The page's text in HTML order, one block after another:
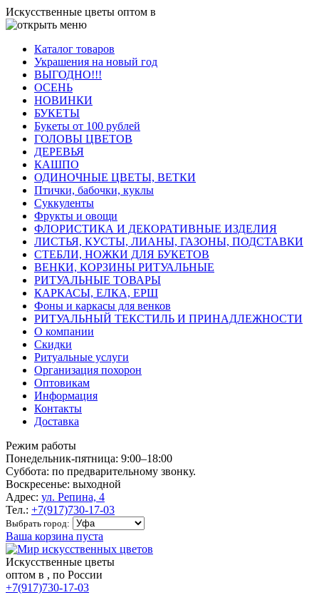
Искусственные цветы оптом в
Каталог товаров
Украшения на новый год
ВЫГОДНО!!!
ОСЕНЬ
НОВИНКИ
БУКЕТЫ
Букеты от 100 рублей
ГОЛОВЫ ЦВЕТОВ
ДЕРЕВЬЯ
КАШПО
ОДИНОЧНЫЕ ЦВЕТЫ, ВЕТКИ
Птички, бабочки, куклы
Суккуленты
Фрукты и овощи
ФЛОРИСТИКА И ДЕКОРАТИВНЫЕ ИЗДЕЛИЯ
ЛИСТЬЯ, КУСТЫ, ЛИАНЫ, ГАЗОНЫ, ПОДСТАВКИ
СТЕБЛИ, НОЖКИ ДЛЯ БУКЕТОВ
ВЕНКИ, КОРЗИНЫ РИТУАЛЬНЫЕ
РИТУАЛЬНЫЕ ТОВАРЫ
КАРКАСЫ, ЕЛКА, ЕРШ
Фоны и каркасы для венков
РИТУАЛЬНЫЙ ТЕКСТИЛЬ И ПРИНАДЛЕЖНОСТИ
О компании
Скидки
Ритуальные услуги
Организация похорон
Оптовикам
Информация
Контакты
Доставка
Режим работы
Понедельник-пятница: 9:00–18:00
Суббота: по предварительному звонку.
Воскресенье: выходной
Адрес: ул. Репина, 4
Тел.: +7(917)730-17-03
Выбрать город:
Ваша корзина пуста
Искусственные цветы
оптом в , по России
+7(917)730-17-03